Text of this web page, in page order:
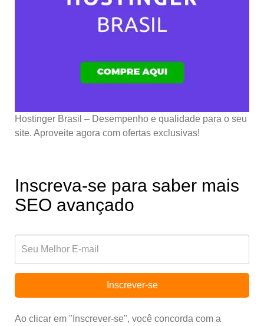
Hostinger Brasil – Desempenho e qualidade para o seu
site. Aproveite agora com ofertas exclusivas!
Inscreva-se para saber mais
SEO avançado
Inscrever-se
Ao clicar em "Inscrever-se", você concorda com a